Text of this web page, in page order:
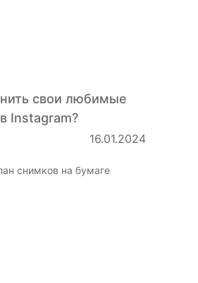
свои любимые
Instagram?
16.01.2024